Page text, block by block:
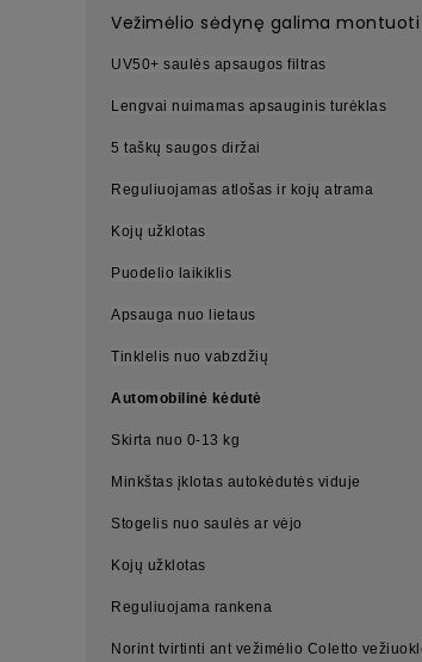
Vežimėlio sėdynę galima
UV50+ saulės apsaugos filtras
Lengvai nuimamas apsauginis turėklas
5 taškų saugos diržai
Reguliuojamas atlošas ir kojų atrama
Kojų užklotas
Puodelio laikiklis
Apsauga nuo lietaus
Tinklelis nuo vabzdžių
Automobilinė kėdutė
Skirta nuo 0-13 kg
Minkštas įklotas autokėdutės viduje
Stogelis nuo saulės ar vėjo
Kojų užklotas
Reguliuojama rankena
Norint tvirtinti ant vežimėlio Coletto